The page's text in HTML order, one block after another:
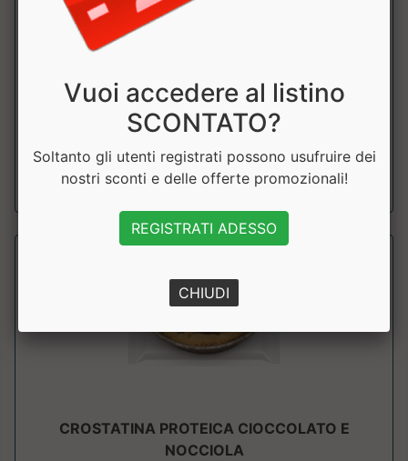
Keto Bomber &egrave; un gustoso muffin low carb e a
basso contenuto di zuccheri, ripie...
a partire da € 2.34
sconto 10%
CROSTATINA PROTEICA CIOCCOLATO E
NOCCIOLA
Vuoi accedere al listino
SCONTATO?
Soltanto gli utenti registrati possono usufruire dei
nostri sconti e delle offerte promozionali!
REGISTRATI ADESSO
CHIUDI